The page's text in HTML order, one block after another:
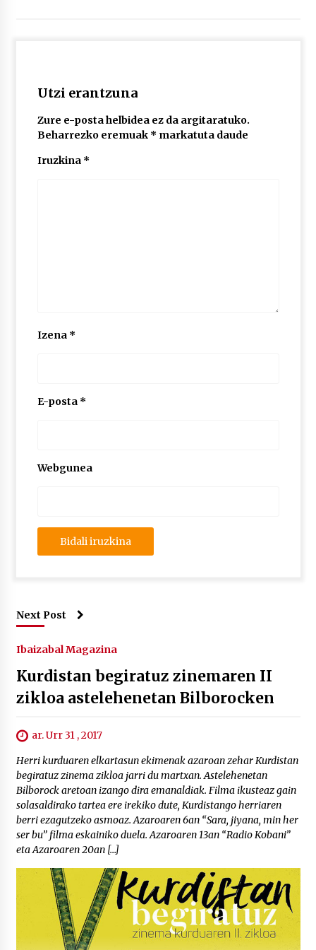
Utzi erantzuna
Zure e-posta helbidea ez da argitaratuko.
Beharrezko eremuak * markatuta daude
Iruzkina *
Izena *
E-posta *
Webgunea
Next Post
Ibaizabal Magazina
Kurdistan begiratuz zinemaren II
zikloa astelehenetan Bilborocken
ar. Urr 31 , 2017
Herri kurduaren elkartasun ekimenak azaroan zehar Kurdistan
begiratuz zinema zikloa jarri du martxan. Astelehenetan
Bilborock aretoan izango dira emanaldiak. Filma ikusteaz gain
solasaldirako tartea ere irekiko dute, Kurdistango herriaren
berri ezagutzeko asmoaz. Azaroaren 6an “Sara, jiyana, min her
ser bu” filma eskainiko duela. Azaroaren 13an “Radio Kobani”
eta Azaroaren 20an […]